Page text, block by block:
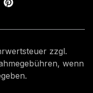
zzgl.
wenn